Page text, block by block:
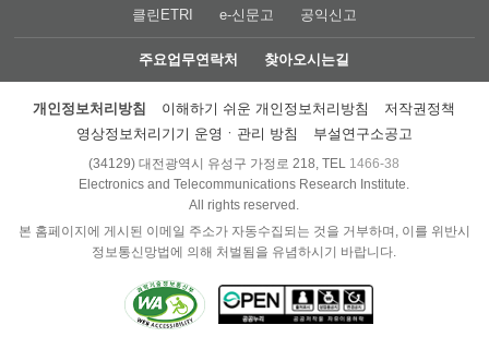
클린ETRI e-신문고 공익신고
주요업무연락처 찾아오시는길
개인정보처리방침 이해하기 쉬운 개인정보처리방침
저작권정책
영상정보처리기기 운영ㆍ관리 방침
부설연구소공고
(34129) 대전광역시 유성구 가정로 218, TEL 1466-38
Electronics and Telecommunications Research Institute.
All rights reserved.
본 홈페이지에 게시된 이메일 주소가 자동수집되는 것을 거부하며, 이를 위반시
정보통신망법에 의해 처벌됨을 유념하시기 바랍니다.